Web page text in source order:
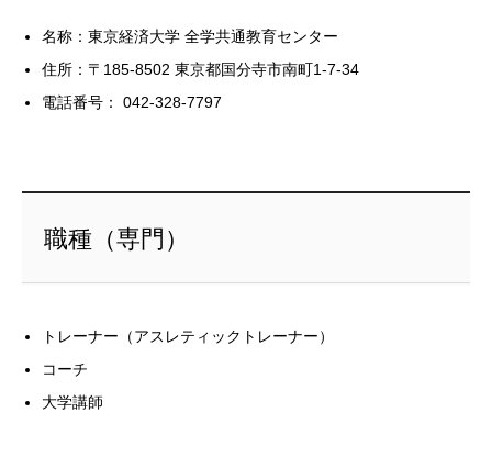
名称：東京経済大学 全学共通教育センター
住所：〒185-8502 東京都国分寺市南町1-7-34
電話番号： 042-328-7797
職種（専門）
トレーナー（アスレティックトレーナー）
コーチ
大学講師